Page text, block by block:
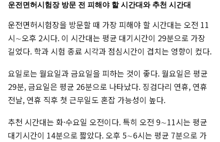
운전면허시험장 방문 전 피해야 할 시간대와 추천 시간대
운전면허시험장을 방문할 때 가장 피해야 할 시간대는 오전 11
시∼오후 2시다. 이 시간대는 평균 대기시간이 29분으로 가장
길었다. 학과 시험 종료 시각과 점심시간이 겹치는 영향이 컸다.
요일로는 월요일과 금요일을 피하는 것이 좋다. 월요일은 평균
29분, 금요일은 평균 26분으로 나타났다. 징검다리 연휴, 연휴
전날, 연휴 직후 첫 근무일도 혼잡 가능성이 높다.
추천 시간대는 화·수요일 오전이다. 특히 오전 9∼11시는 평균
대기시간이 14분으로 짧았다. 오후 5∼6시는 평균 7분으로 가